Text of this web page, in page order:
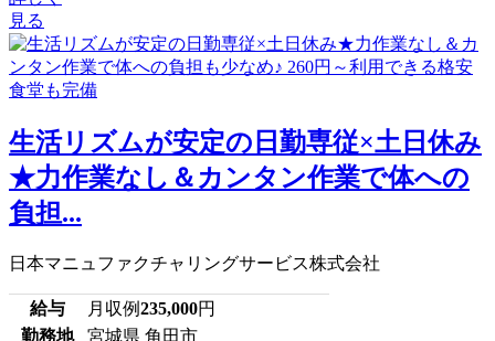
見る
生活リズムが安定の日勤専従×土日休み
★力作業なし＆カンタン作業で体への
負担...
日本マニュファクチャリングサービス株式会社
給与 月収例235,000円
勤務地
宮城県 角田市